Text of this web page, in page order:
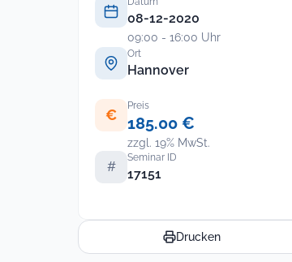
08-12-2020
09:00 - 16:00 Uhr
Ort
Hannover
€
Preis
185.00 €
zzgl. 19% MwSt.
#
Seminar ID
17151
Drucken